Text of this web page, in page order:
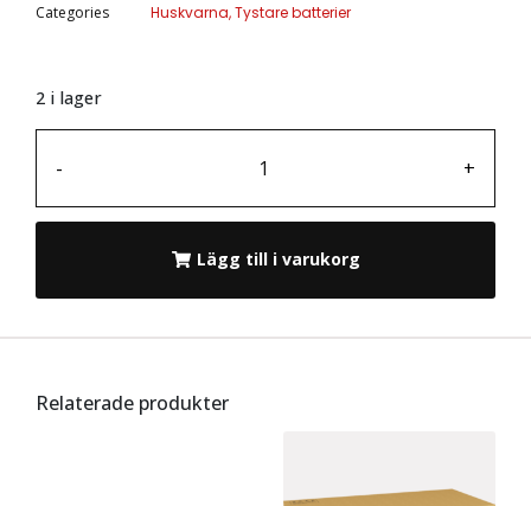
Categories
Huskvarna,Tystare batterier
2 i lager
- +
Lägg till i varukorg
Relaterade produkter